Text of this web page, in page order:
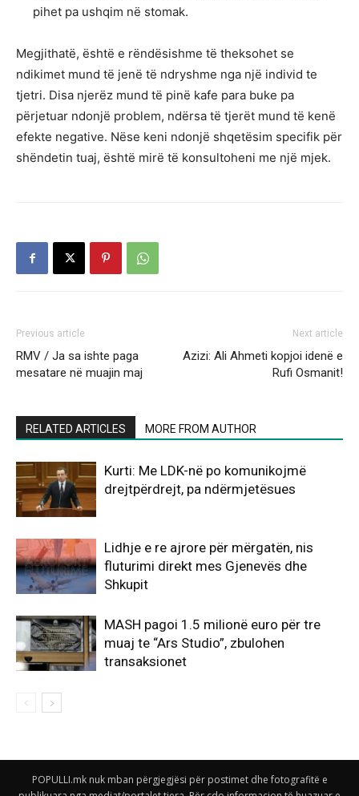
pihet pa ushqim në stomak.
Megjithatë, është e rëndësishme të theksohet se
ndikimet mund të jenë të ndryshme nga një individ te
tjetri. Disa njerëz mund të pinë kafe para buke pa
përjetuar ndonjë problem, ndërsa të tjerët mund të kenë
efekte negative. Nëse keni ndonjë shqetësim specifik për
shëndetin tuaj, është mirë të konsultoheni me një mjek.
Previous article
RMV / Ja sa ishte paga
mesatare në muajin maj
Next article
Azizi: Ali Ahmeti kopjoi idenë e
Rufi Osmanit!
RELATED ARTICLES MORE FROM AUTHOR
Kurti: Me LDK-në po komunikojmë
drejtpërdrejt, pa ndërmjetësues
Lidhje e re ajrore për mërgatën, nis
fluturimi direkt mes Gjenevës dhe
Shkupit
MASH pagoi 1.5 milionë euro për tre
muaj te “Ars Studio”, zbulohen
transaksionet
POPULLI.mk nuk mban përgjegjësi për postimet dhe fotografitë e